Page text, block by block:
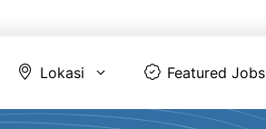
Lokasi Featured Jobs